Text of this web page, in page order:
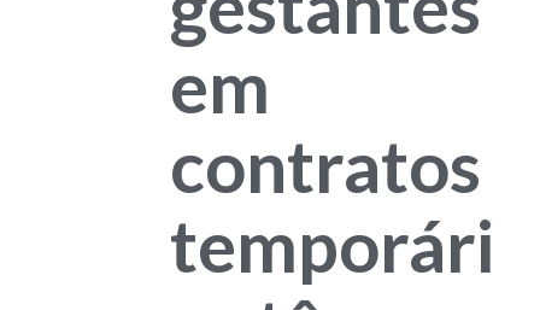
em
contratos
temporári